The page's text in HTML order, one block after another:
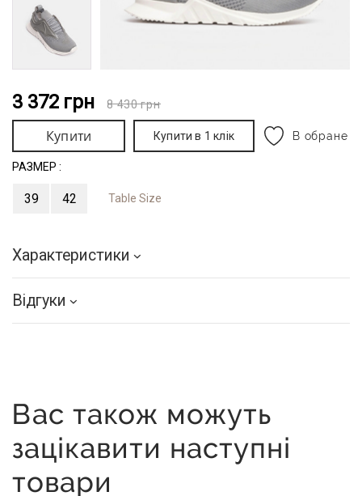
3 372 грн 8 430грн
Купити Купити в 1 клік В обране
РАЗМЕР :
39 42 Table Size
Характеристики
Відгуки
Вас також можуть
зацікавити наступні
товари